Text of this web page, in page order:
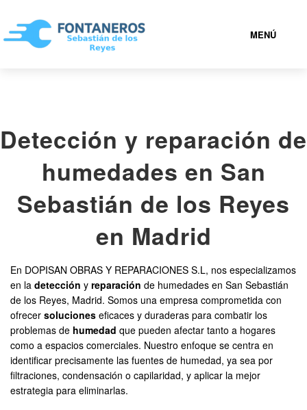
MENÚ
919 93 21 72
FONTANEROS SAN SEBASTIÁN DE LOS REYES BARATOS
SERVICIOS
Detección y reparación de
humedades en San
Sebastián de los Reyes
en Madrid
En DOPISAN OBRAS Y REPARACIONES S.L, nos especializamos
en la detección y reparación de humedades en San Sebastián
de los Reyes, Madrid. Somos una empresa comprometida con
ofrecer soluciones eficaces y duraderas para combatir los
problemas de humedad que pueden afectar tanto a hogares
como a espacios comerciales. Nuestro enfoque se centra en
identificar precisamente las fuentes de humedad, ya sea por
filtraciones, condensación o capilaridad, y aplicar la mejor
estrategia para eliminarlas.